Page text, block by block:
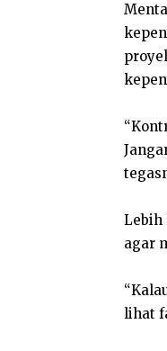
Lebih
agar
lihat